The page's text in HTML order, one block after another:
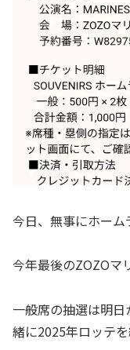
今日、無事にホーム
今年最後のZOZOマ
一般席の抽選は明
緒に2025年ロッテ